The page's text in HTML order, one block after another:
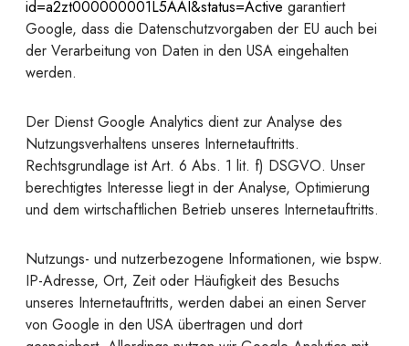
id=a2zt000000001L5AAI&status=Active garantiert
Google, dass die Datenschutzvorgaben der EU auch bei
der Verarbeitung von Daten in den USA eingehalten
werden.
Der Dienst Google Analytics dient zur Analyse des
Nutzungsverhaltens unseres Internetauftritts.
Rechtsgrundlage ist Art. 6 Abs. 1 lit. f) DSGVO. Unser
berechtigtes Interesse liegt in der Analyse, Optimierung
und dem wirtschaftlichen Betrieb unseres Internetauftritts.
Nutzungs- und nutzerbezogene Informationen, wie bspw.
IP-Adresse, Ort, Zeit oder Häufigkeit des Besuchs
unseres Internetauftritts, werden dabei an einen Server
von Google in den USA übertragen und dort